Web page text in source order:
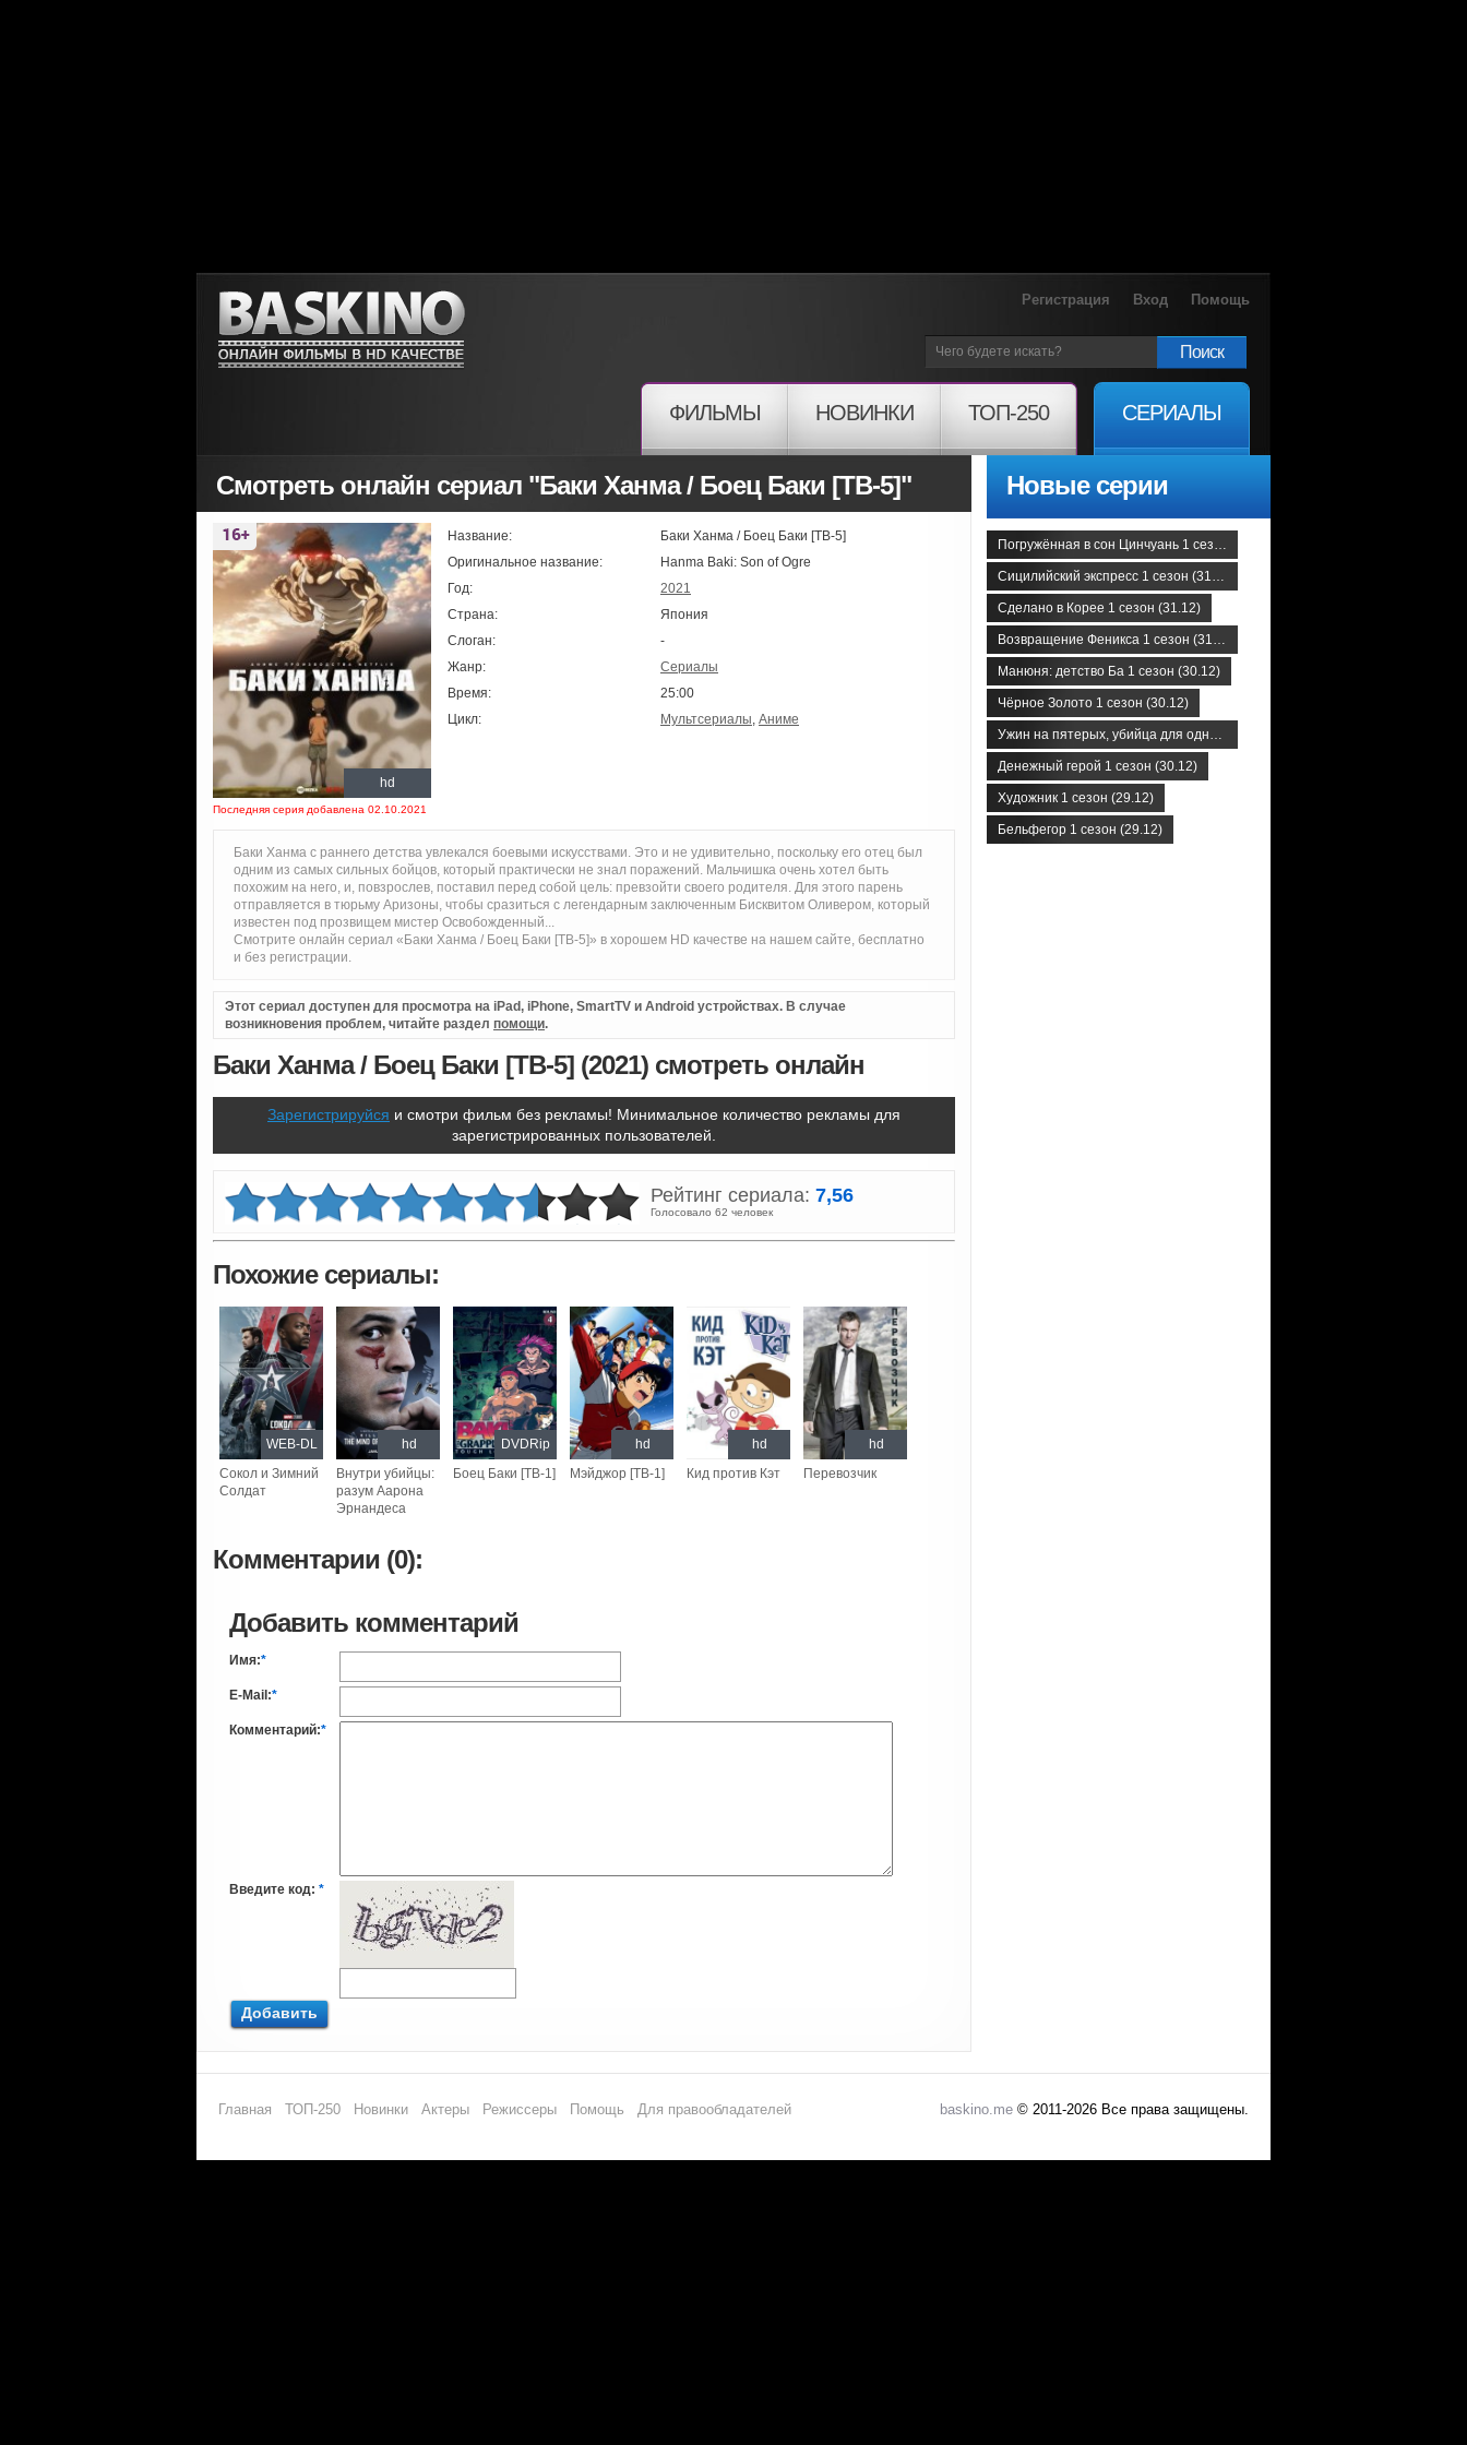
Регистрация Вход Помощь
Поиск
ФИЛЬМЫ НОВИНКИ ТОП-250 СЕРИАЛЫ
Смотреть онлайн сериал "Баки Ханма / Боец Баки [ТВ-5]"
hd
Последняя серия добавлена 02.10.2021
Название:
Баки Ханма / Боец Баки [ТВ-5]
Оригинальное название:
Hanma Baki: Son of Ogre
Год:
2021
Страна:
Япония
Слоган:
-
Жанр:
Сериалы
Время:
25:00
Цикл:
Мультсериалы, Аниме
Баки Ханма с раннего детства увлекался боевыми искусствами. Это и не удивительно, поскольку его отец был
одним из самых сильных бойцов, который практически не знал поражений. Мальчишка очень хотел быть
похожим на него, и, повзрослев, поставил перед собой цель: превзойти своего родителя. Для этого парень
отправляется в тюрьму Аризоны, чтобы сразиться с легендарным заключенным Бисквитом Оливером, который
известен под прозвищем мистер Освобожденный...
Смотрите онлайн сериал «Баки Ханма / Боец Баки [ТВ-5]» в хорошем HD качестве на нашем сайте, бесплатно
и без регистрации.
Этот сериал доступен для просмотра на iPad, iPhone, SmartTV и Android устройствах. В случае
возникновения проблем, читайте раздел помощи.
Баки Ханма / Боец Баки [ТВ-5] (2021) смотреть онлайн
Зарегистрируйся и смотри фильм без рекламы! Минимальное количество рекламы для
зарегистрированных пользователей.
Рейтинг сериала: 7,56
Голосовало 62 человек
Похожие сериалы:
Сокол и Зимний
Солдат
WEB-DL
Внутри убийцы:
разум Аарона
Эрнандеса
hd
Боец Баки [ТВ-1]
DVDRip
Мэйджор [ТВ-1]
hd
Кид против Кэт
hd
Перевозчик
hd
Комментарии (0):
Добавить комментарий
Имя:*
E-Mail:*
Комментарий:*
Введите код: *
Добавить
Новые серии
Погружённая в сон Цинчуань 1 сезон (31.12)
Сицилийский экспресс 1 сезон (31.12)
Сделано в Корее 1 сезон (31.12)
Возвращение Феникса 1 сезон (31.12)
Манюня: детство Ба 1 сезон (30.12)
Чёрное Золото 1 сезон (30.12)
Ужин на пятерых, убийца для одного 1 сезон (30.12)
Денежный герой 1 сезон (30.12)
Художник 1 сезон (29.12)
Бельфегор 1 сезон (29.12)
Главная ТОП-250 Новинки Актеры Режиссеры Помощь Для правообладателей baskino.me © 2011-2026 Все права защищены.